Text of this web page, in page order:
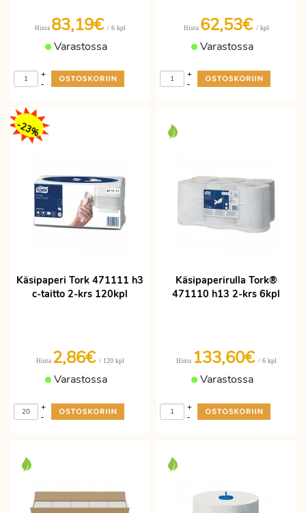
Hinta 83,19€ / 6 kpl
Varastossa
-
+
Hinta 62,53€ / kpl
Varastossa
-
+
-23%
Käsipaperi Tork 471111 h3
c-taitto 2-krs 120kpl
Hinta 2,86€ / 120 kpl
Varastossa
-
+
Käsipaperirulla Tork®
471110 h13 2-krs 6kpl
Hinta 133,60€ / 6 kpl
Varastossa
-
+